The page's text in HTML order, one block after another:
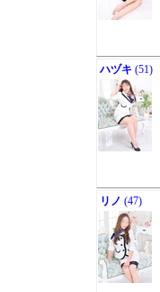
ハヅキ (51)
リノ (47)